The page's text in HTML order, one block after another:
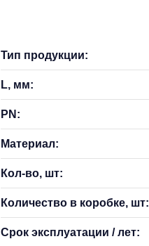
Тип продукции:
L, мм:
PN:
Материал:
Кол-во, шт:
Количество в коробке, шт:
Срок эксплуатации / лет: